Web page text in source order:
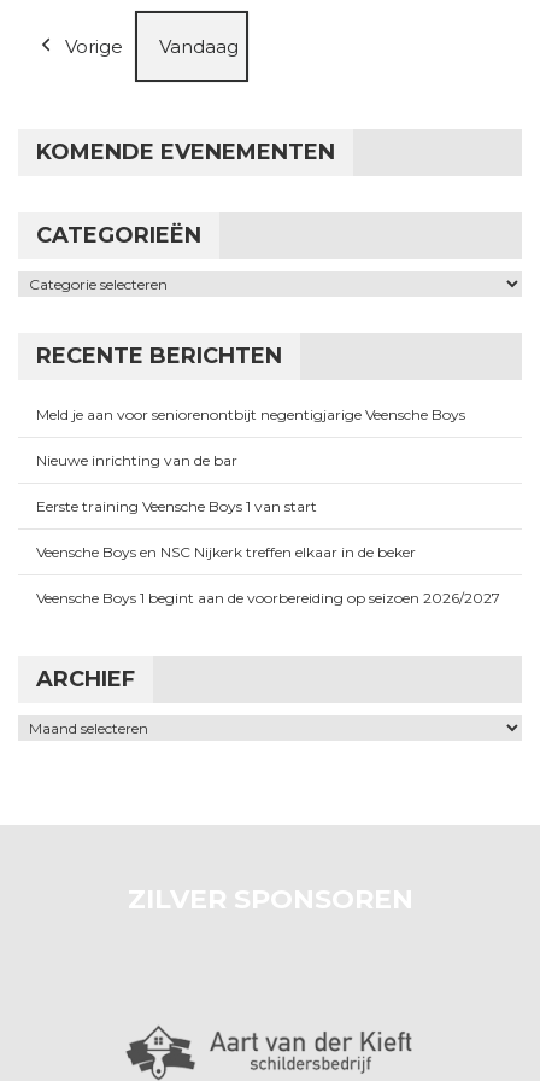
Vorige Vandaag
KOMENDE EVENEMENTEN
CATEGORIEËN
Categorieën
RECENTE BERICHTEN
Meld je aan voor seniorenontbijt negentigjarige Veensche Boys
Nieuwe inrichting van de bar
Eerste training Veensche Boys 1 van start
Veensche Boys en NSC Nijkerk treffen elkaar in de beker
Veensche Boys 1 begint aan de voorbereiding op seizoen 2026/2027
ARCHIEF
Archief
ZILVER SPONSOREN